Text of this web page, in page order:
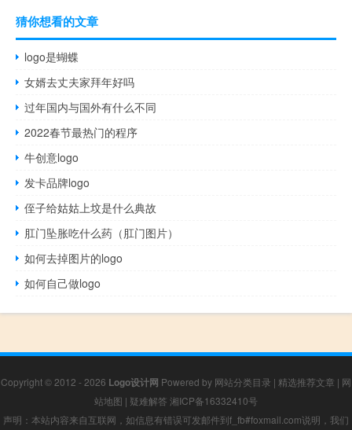
猜你想看的文章
logo是蝴蝶
女婿去丈夫家拜年好吗
过年国内与国外有什么不同
2022春节最热门的程序
牛创意logo
发卡品牌logo
侄子给姑姑上坟是什么典故
肛门坠胀吃什么药（肛门图片）
如何去掉图片的logo
如何自己做logo
Copyright © 2012 - 2026 Logo设计网 Powered by 网站分类目录 | 精选推荐文章 | 网
站地图 | 疑难解答 湘ICP备16332410号
声明：本站内容来自互联网，如信息有错误可发邮件到f_fb#foxmail.com说明，我们